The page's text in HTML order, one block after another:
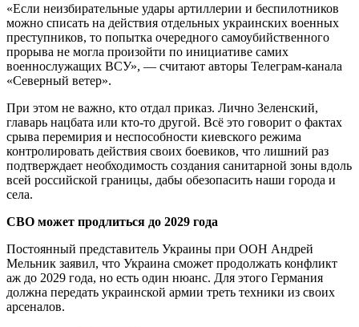
«Если неизбирательные удары артиллерии и беспилотников
можно списать на действия отдельных украинских военных
преступников, то попытка очередного самоубийственного
прорыва не могла произойти по инициативе самих
военнослужащих ВСУ», — считают авторы Телеграм-канала
«Северный ветер».
При этом не важно, кто отдал приказ. Лично Зеленский,
главарь нацбата или кто-то другой. Всё это говорит о фактах
срыва перемирия и неспособности киевского режима
контролировать действия своих боевиков, что лишний раз
подтверждает необходимость создания санитарной зоны вдоль
всей российской границы, дабы обезопасить наши города и
села.
СВО может продлиться до 2029 года
Постоянный представитель Украины при ООН Андрей
Мельник заявил, что Украина сможет продолжать конфликт
аж до 2029 года, но есть один нюанс. Для этого Германия
должна передать украинской армии треть техники из своих
арсеналов.